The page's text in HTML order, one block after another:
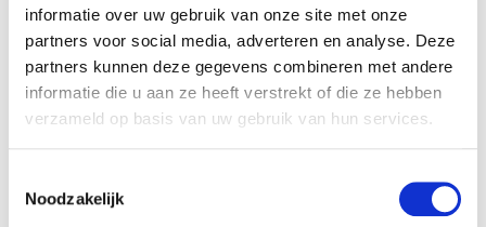
informatie over uw gebruik van onze site met onze
partners voor social media, adverteren en analyse. Deze
partners kunnen deze gegevens combineren met andere
informatie die u aan ze heeft verstrekt of die ze hebben
verzameld op basis van uw gebruik van hun services.
Noodzakelijk
Beschikbaar in deze winkels
Gouvy